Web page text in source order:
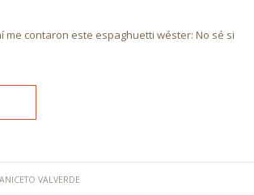
contaron este espaghuetti wéster: No sé si
ANICETO VALVERDE